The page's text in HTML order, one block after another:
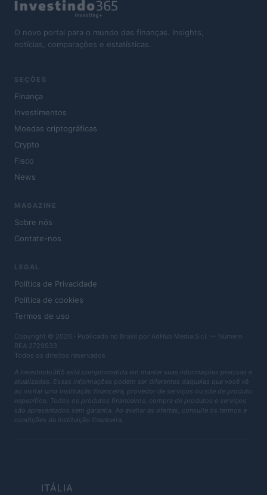
O novo portal para o mundo das finanças. Insights,
notícias, comparações e estatísticas.
SEÇÕES
Finança
Investimentos
Moedas criptográficas
Crypto
Fisco
News
MAGAZINE
Sobre nós
Contate-nos
LEGAL
Política de Privacidade
Política de cookies
Termos de uso
Copyright © 2026 · Publicado no Brasil por AdHub Media S.r.l. — Número
REA 2729933
Todos os direitos reservados
A Investindo365 está comprometida em manter suas informações precisas e
atualizadas. Essas informações podem ser diferentes daquelas que você vê
ao visitar uma instituição financeira, provedor de serviços ou site de produto
específico. Todos os produtos financeiros, compra de produtos e serviços
são apresentados sem garantia. Ao avaliar as ofertas, consulte os termos e
condições da instituição financeira.
ITÁLIA